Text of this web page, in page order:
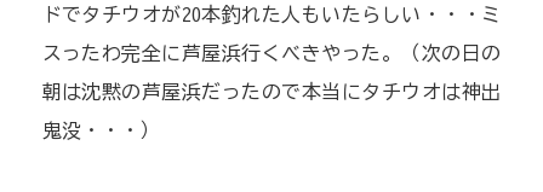
ドでタチウオが20本釣れた人もいたらしい・・・ミ
スったわ完全に芦屋浜行くべきやった。（次の日の
朝は沈黙の芦屋浜だったので本当にタチウオは神出
鬼没・・・）